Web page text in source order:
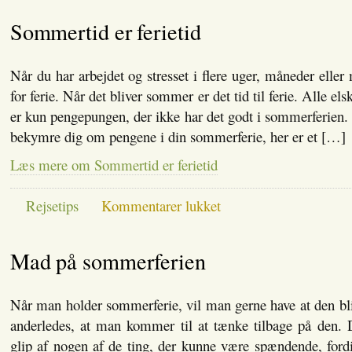
Sommertid er ferietid
Når du har arbejdet og stresset i flere uger, måneder eller
for ferie. Når det bliver sommer er det tid til ferie. Alle
er kun pengepungen, der ikke har det godt i
bekymre dig om pengene i din sommerferie, her er et […]
Læs mere om Sommertid er ferietid
Rejsetips Kommentarer lukkettil
Sommertid
Mad på sommerferien
Når man holder sommerferie, vil man gerne have at den
anderledes, at man kommer til at tænke tilbage på den.
glip af nogen af de ting, der kunne være spændende,